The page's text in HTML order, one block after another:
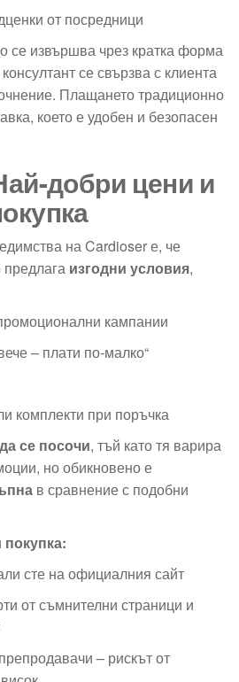
от посредници
се извършва чрез кратка форма
се свързва с клиента
Плащането традиционно
което е удобен и безопасен
добри цени и
на Cardioser е, че
предлага изгодни условия,
кампании
– плати по-малко“
комплекти при поръчка
се посочи, тъй като тя варира
но обикновено е
в сравнение с подобни
сте на официалния сайт
от съмнителни страници и
– рискът от